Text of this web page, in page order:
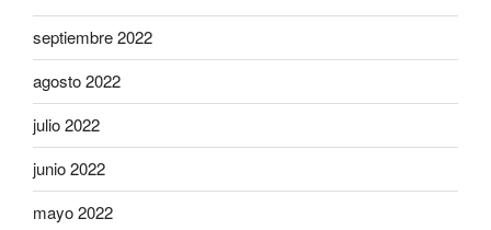
septiembre 2022
agosto 2022
julio 2022
junio 2022
mayo 2022